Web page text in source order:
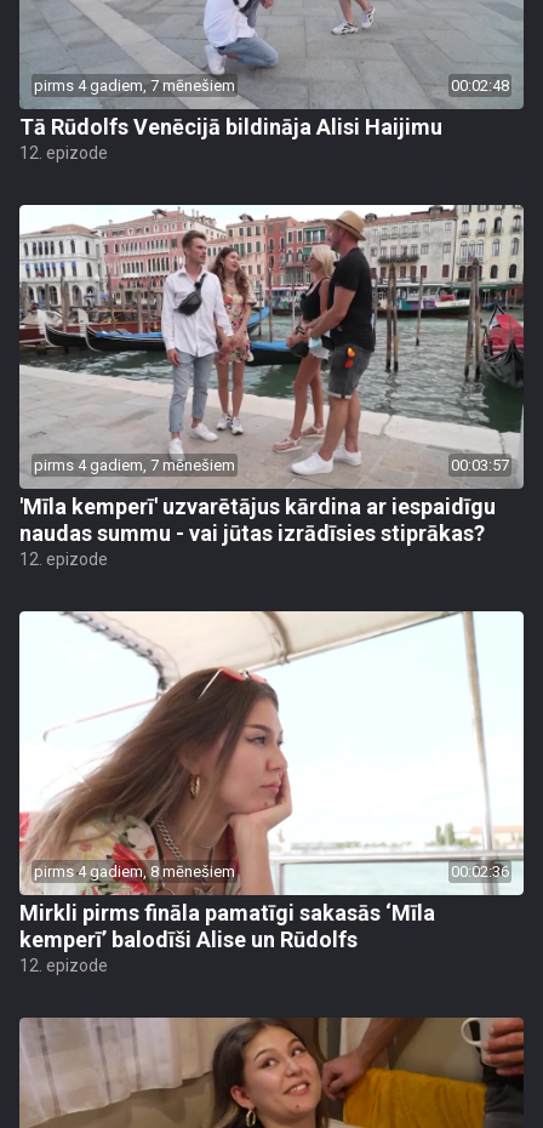
pirms 4 gadiem, 7 mēnešiem 00:02:48
Tā Rūdolfs Venēcijā bildināja Alisi Haijimu
12. epizode
pirms 4 gadiem, 7 mēnešiem 00:03:57
'Mīla kemperī' uzvarētājus kārdina ar iespaidīgu
naudas summu - vai jūtas izrādīsies stiprākas?
12. epizode
pirms 4 gadiem, 8 mēnešiem 00:02:36
Mirkli pirms fināla pamatīgi sakasās ‘Mīla
kemperī’ balodīši Alise un Rūdolfs
12. epizode